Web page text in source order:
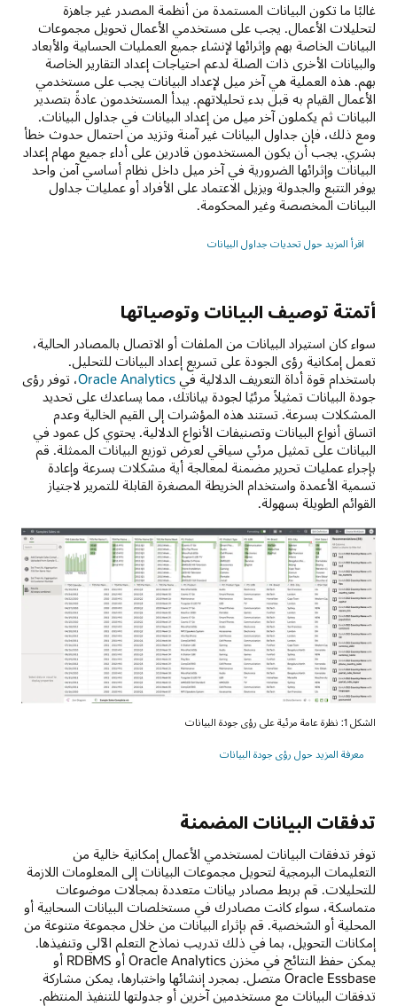
غالبًا ما تكون البيانات المستمدة من أنظمة المصدر غير جاهزة
لتحليلات الأعمال. يجب على مستخدمي الأعمال تحويل مجموعات
البيانات الخاصة بهم وإثرائها لإنشاء جميع العمليات الحسابية والأبعاد
والبيانات الأخرى ذات الصلة لدعم احتياجات إعداد التقارير الخاصة
بهم. هذه العملية هي آخر ميل لإعداد البيانات يجب على مستخدمي
الأعمال القيام به قبل بدء تحليلاتهم. يبدأ المستخدمون عادةً بتصدير
البيانات ثم يكملون آخر ميل من إعداد البيانات في جداول البيانات.
ومع ذلك، فإن جداول البيانات غير آمنة وتزيد من احتمال حدوث خطأ
بشري. يجب أن يكون المستخدمون قادرين على أداء جميع مهام إعداد
البيانات وإثرائها الضرورية في آخر ميل داخل نظام أساسي آمن واحد
يوفر التتبع والجدولة ويزيل الاعتماد على الأفراد أو عمليات جداول
البيانات المخصصة وغير المحكومة.
اقرأ المزيد حول تحديات جداول البيانات
أتمتة توصيف البيانات وتوصياتها
سواء كان استيراد البيانات من الملفات أو الاتصال بالمصادر الحالية،
تعمل إمكانية رؤى الجودة على تسريع إعداد البيانات للتحليل.
باستخدام قوة أداة التعريف الدلالية في Oracle Analytics، توفر رؤى
جودة البيانات تمثيلاً مرئيًا لجودة بياناتك، مما يساعدك على تحديد
المشكلات بسرعة. تستند هذه المؤشرات إلى القيم الخالية وعدم
اتساق أنواع البيانات وتصنيفات الأنواع الدلالية. يحتوي كل عمود في
البيانات على تمثيل مرئي سياقي لعرض توزيع البيانات الممثلة. قم
بإجراء عمليات تحرير مضمنة لمعالجة أية مشكلات بسرعة وإعادة
تسمية الأعمدة واستخدام الخريطة المصغرة القابلة للتمرير لاجتياز
القوائم الطويلة بسهولة.
الشكل 1: نظرة عامة مرئية على رؤى جودة البيانات
معرفة المزيد حول رؤى جودة البيانات
تدفقات البيانات المضمنة
توفر تدفقات البيانات لمستخدمي الأعمال إمكانية خالية من
التعليمات البرمجية لتحويل مجموعات البيانات إلى المعلومات اللازمة
للتحليلات. قم بربط مصادر بيانات متعددة بمجالات موضوعات
متماسكة، سواء كانت مصادرك في مستخلصات البيانات السحابية أو
المحلية أو الشخصية. قم بإثراء البيانات من خلال مجموعة متنوعة من
إمكانات التحويل، بما في ذلك تدريب نماذج التعلم الآلي وتنفيذها.
يمكن حفظ النتائج في مخزن Oracle Analytics أو RDBMS أو
Oracle Essbase متصل. بمجرد إنشائها واختبارها، يمكن مشاركة
تدفقات البيانات مع مستخدمين آخرين أو جدولتها للتنفيذ المنتظم.